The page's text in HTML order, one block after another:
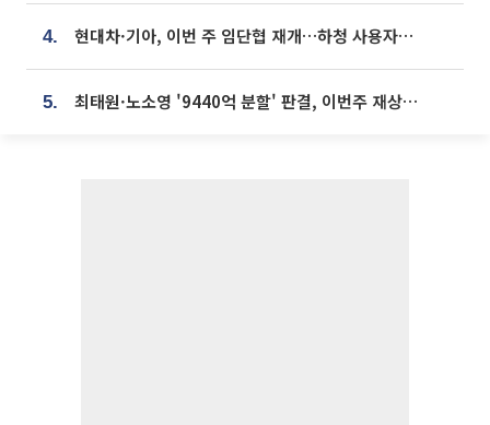
4. 현대차·기아, 이번 주 임단협 재개…하청 사용자성 재심도 ‘변수’
5. 최태원·노소영 '9440억 분할' 판결, 이번주 재상고 여부 주목